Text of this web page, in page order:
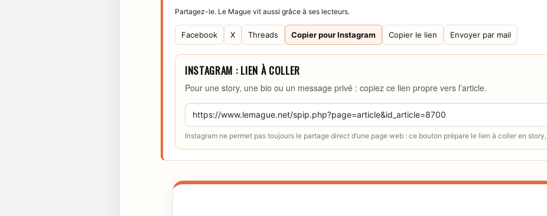
Partagez-le. Le Mague vit aussi grâce à ses lecteurs.
Facebook X Threads Copier pour Instagram Copier le lien Envoyer par mail
INSTAGRAM : LIEN À COLLER
Pour une story, une bio ou un message privé : copiez ce lien propre vers l’article.
Instagram ne permet pas toujours le partage direct d’une page web : ce bouton prépare le lien à coller en